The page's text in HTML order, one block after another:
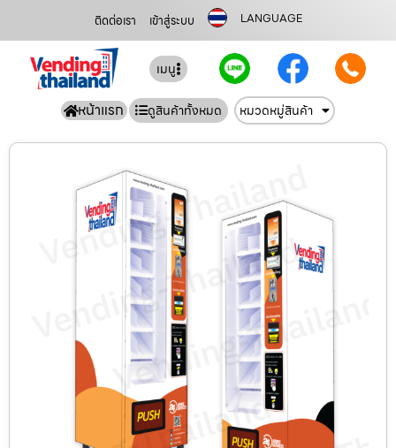
ติดต่อเรา เข้าสู่ระบบ LANGUAGE
เมนู
หน้าแรก ดูสินค้าทั้งหมด หมวดหมู่สินค้า